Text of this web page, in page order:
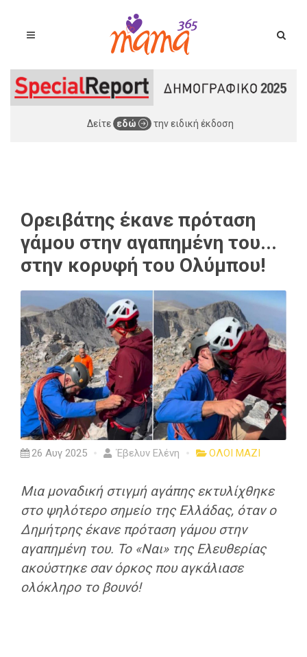
Δείτε εδώ την ειδική έκδοση
Ορειβάτης έκανε πρόταση
γάμου στην αγαπημένη του...
στην κορυφή του Ολύμπου!
26 Αυγ 2025 Έβελυν Ελένη ΟΛΟΙ ΜΑΖΙ
Μια μοναδική στιγμή αγάπης εκτυλίχθηκε
στο ψηλότερο σημείο της Ελλάδας, όταν ο
Δημήτρης έκανε πρόταση γάμου στην
αγαπημένη του. Το «Ναι» της Ελευθερίας
ακούστηκε σαν όρκος που αγκάλιασε
ολόκληρο το βουνό!